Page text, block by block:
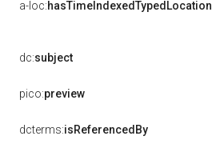
a-loc:hasTimeIndexedTypedLocation
dc:subject
pico:preview
dcterms:isReferencedBy